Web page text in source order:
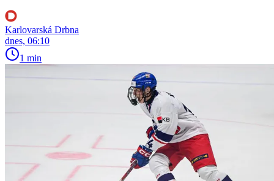
Karlovarská Drbna
dnes, 06:10
1 min